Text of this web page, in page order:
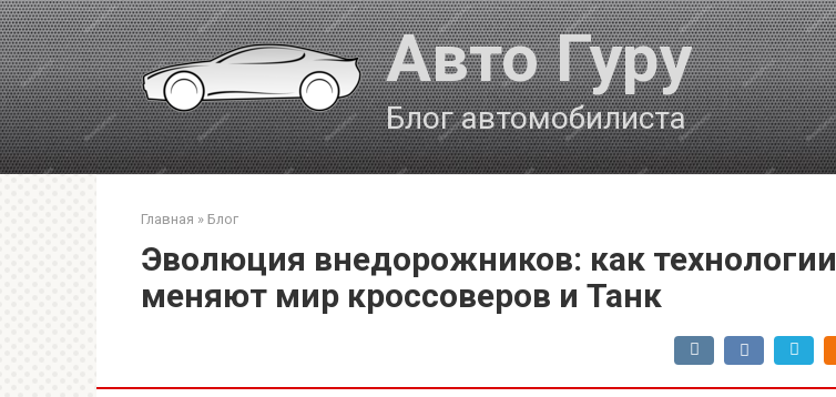
Перейти
к
контенту
Авто Гуру
Блог автомобилиста
Главная » Блог
Эволюция внедорожников: как технологии
меняют мир кроссоверов и Танк